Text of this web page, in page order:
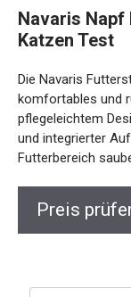
Navaris
Katzen Test
Die Navaris
komfortables und
pflegeleichtem
und integrierter
Futterbereich
Preis